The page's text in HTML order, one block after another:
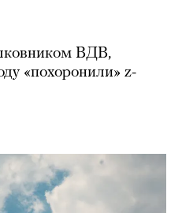
ВДВ,
«похоронили» z-